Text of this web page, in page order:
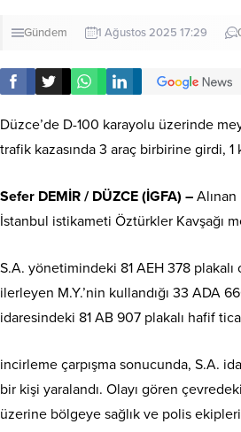
Gündem 1 Ağustos 2025 17:29
Düzce’de D-100 karayolu üzerinde
trafik kazasında 3 araç birbirine girdi, 1
Sefer DEMİR / DÜZCE (İGFA) –
İstanbul istikameti Öztürkler Kavşağı
S.A. yönetimindeki 81 AEH 378
ilerleyen M.Y.’nin kullandığı 33 ADA
idaresindeki 81 AB 907 plakalı hafif
incirleme çarpışma sonucunda, S.A.
bir kişi yaralandı. Olayı gören
üzerine bölgeye sağlık ve polis